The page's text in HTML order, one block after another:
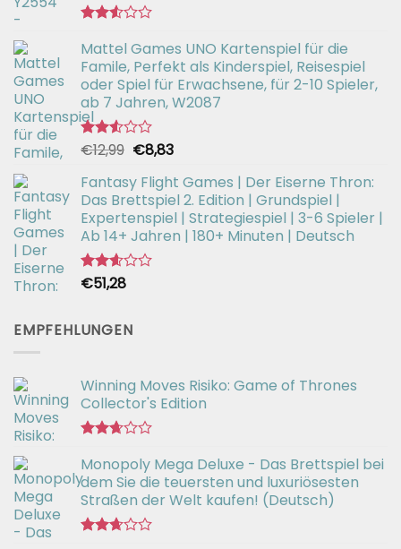
mit
2.53
von 5
Mattel Games UNO Kartenspiel für die
Famile, Perfekt als Kinderspiel, Reisespiel
oder Spiel für Erwachsene, für 2-10 Spieler,
ab 7 Jahren, W2087
Bewertet
2.52
von 5
€12,99 Ursprünglicher
war:
€12,99
€8,83Aktueller
ist:
€8,83.
Fantasy Flight Games | Der Eiserne Thron:
Das Brettspiel 2. Edition | Grundspiel |
Expertenspiel | Strategiespiel | 3-6 Spieler |
Ab 14+ Jahren | 180+ Minuten | Deutsch
Bewertet
von 5
€51,28
EMPFEHLUNGEN
Winning Moves Risiko: Game of Thrones
Collector's Edition
mit
2.66
von 5
Monopoly Mega Deluxe - Das Brettspiel bei
dem Sie die teuersten und luxuriösesten
Straßen der Welt kaufen! (Deutsch)